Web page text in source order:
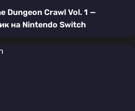
Dungeon Crawl Vol. 1 —
на Nintendo Switch